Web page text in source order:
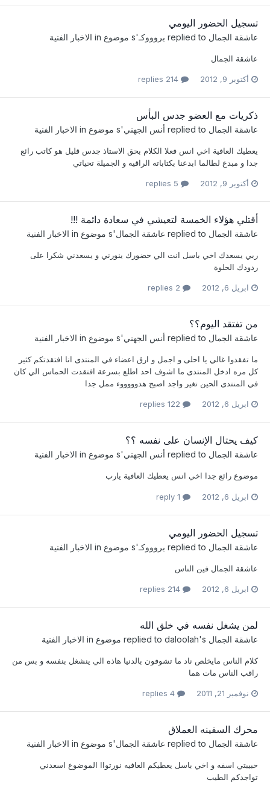
تسجيل الحضور اليومي
عاشقة الجمال بروووكـ's موضوع in الاخبار الفنية
عاشقة الجمال
أكتوبر 9, 2012
ذكريات مع العضو جدس البأس
عاشقة الجمال أنس الجهني's موضوع in الاخبار الفنية
يعطيك العافية اخي انس فعلا الكلام بحق الاستاذ جدس قليل هو كاتب رائع
جدا و مبدع لطالما ابدعنا بكتاباته الراقيه و الجميلة تحياتي
أكتوبر 9, 2012
أقتلي هؤلاء الخمسة لتعيشي في سعادة دائمة !!!
عاشقة الجمال عاشقة الجمال's موضوع in الاخبار الفنية
ربي يسعدك اخي باسل انت الي حضورك ينورني و يسعدني شكرا على
ردودك الحلوة
ابريل 6, 2012
من تفتقد اليوم؟؟
عاشقة الجمال أنس الجهني's موضوع in الاخبار الفنية
ما تفقدوا غالي يا احلى و اجمل و ارق اعضاء في المنتدى انا افتقدتكم كثير
كل مره ادخل المنتدى ما اشوف احد اطلع بسرعة افتقدت الحماس الي كان
في المنتدى الحين تغير واجد اصبح هدوووووء ممل جدا
ابريل 6, 2012
كيف يحتال الإنسان على نفسه ؟؟
عاشقة الجمال أنس الجهني's موضوع in الاخبار الفنية
موضوع رائع جدا اخي انس يعطيك العافية يارب
ابريل 6, 2012
تسجيل الحضور اليومي
عاشقة الجمال بروووكـ's موضوع in الاخبار الفنية
عاشقة الجمال فين الناس
ابريل 6, 2012
لمن يشغل نفسه في خلق الله
عاشقة الجمال daloolah's موضوع in الاخبار الفنية
كلام الناس مايخلص ناد ما تشوفون بالدنيا هاذه الي ينشغل بنفسه و بس من
راقب الناس مات هما
نوفمبر 21, 2011
محرك السفينه العملاق
عاشقة الجمال عاشقة الجمال's موضوع in الاخبار الفنية
حبيبتي اسفه و اخي باسل يعطيكم العافيه نورتواا الموضوع اسعدني
تواجدكم الطيب